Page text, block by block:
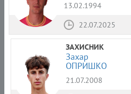
13.02.1994
22.07.2025
ЗАХИСНИК
Захар
ОПРИШКО
21.07.2008